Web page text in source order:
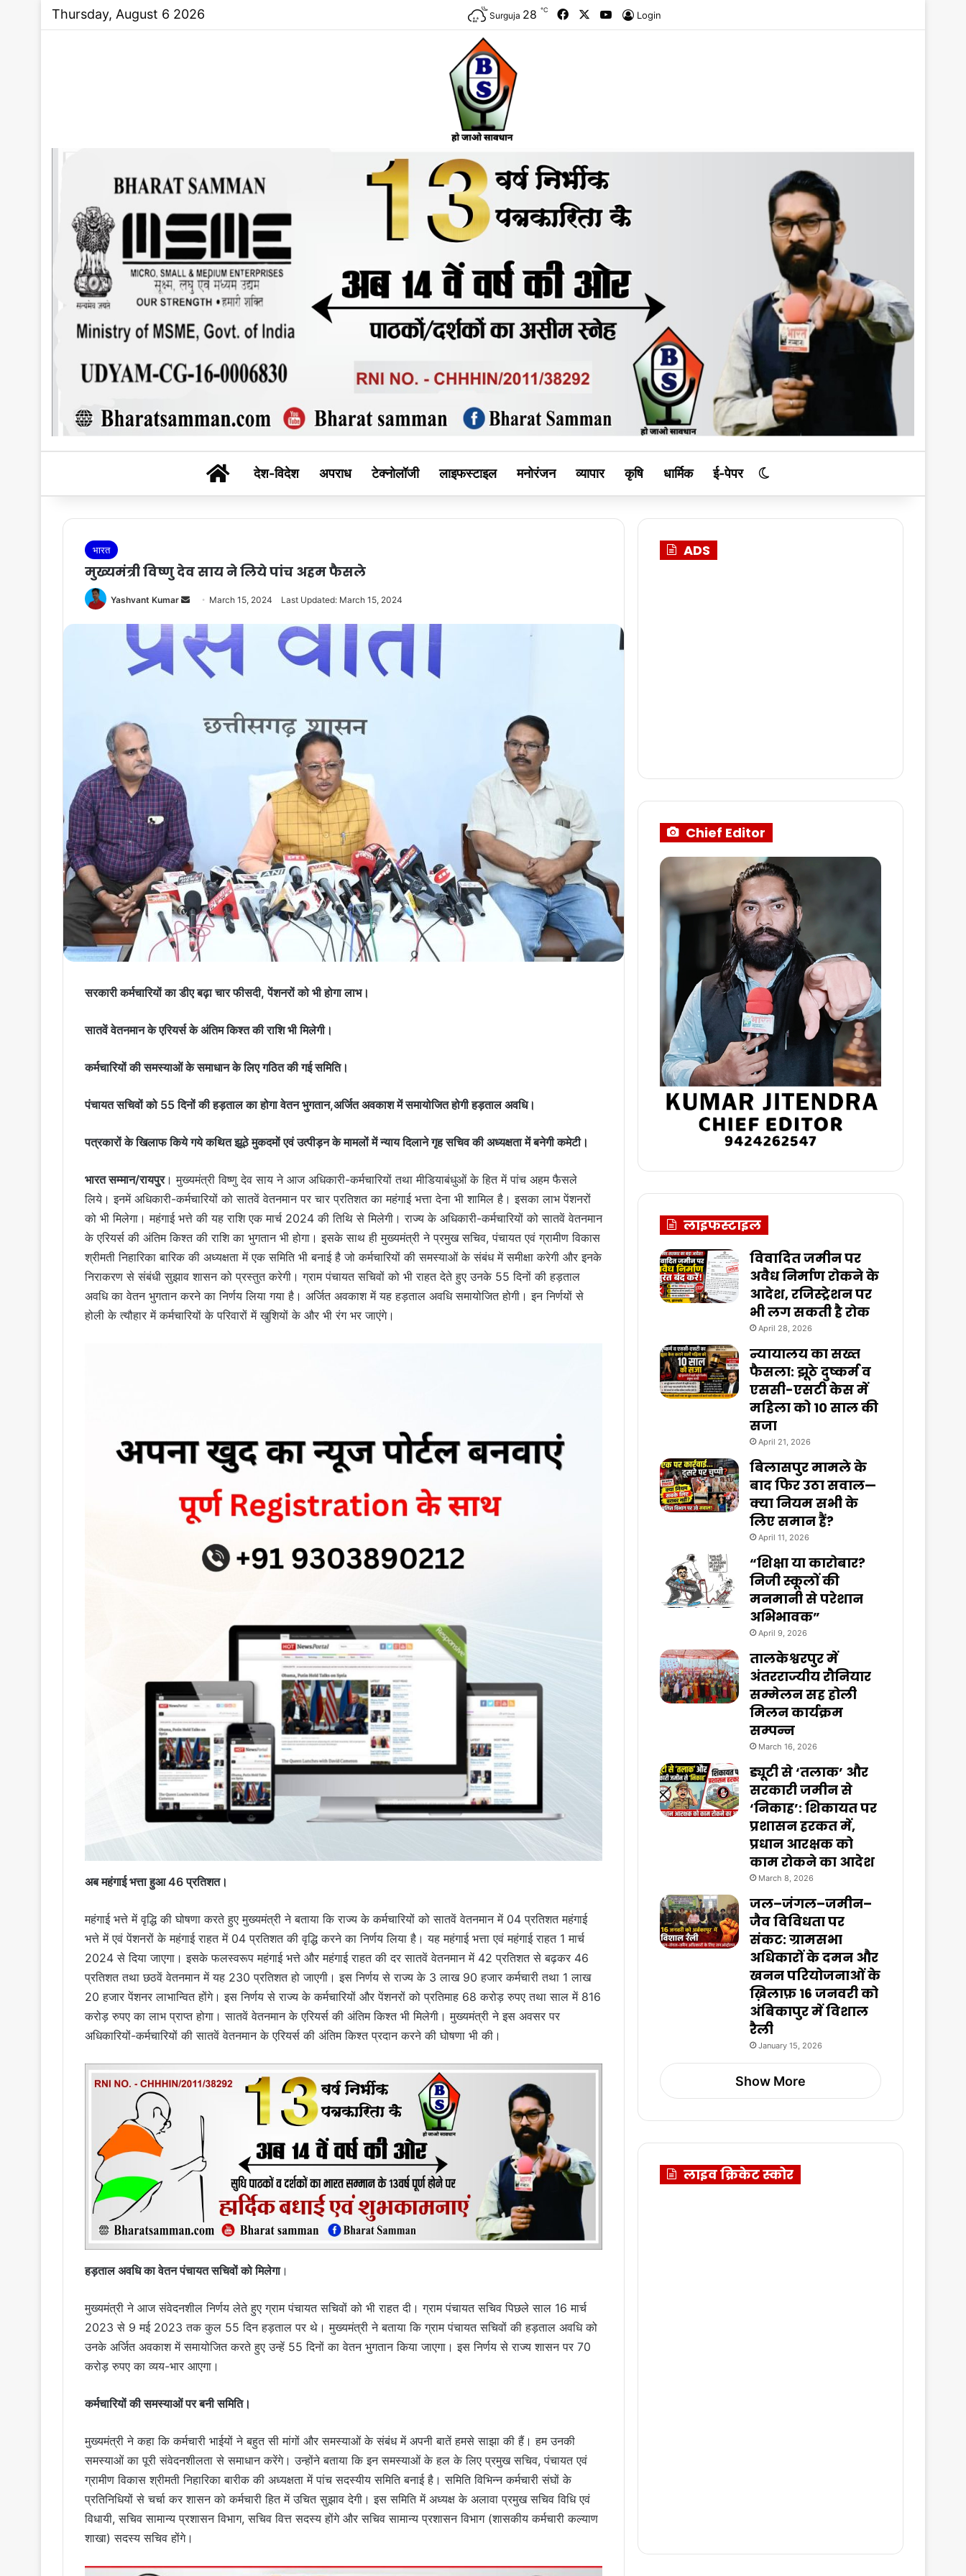
Thursday, August 6 2026 Surguja 28 ℃ FacebookYouTube
Login
BHARAT SAMMAN
देश-विदेश अपराध टेक्नोलॉजी लाइफस्टाइल मनोरंजन व्यापार कृषि धार्मिक ई-पेपर Switch skin
भारत
मुख्यमंत्री विष्णु देव साय ने लिये पांच अहम फैसले
Yashvant Kumar
Send
email
March 15, 2024 Last Updated: March 15, 2024
सरकारी कर्मचारियों का डीए बढ़ा चार फीसदी, पेंशनरों को भी होगा लाभ।
सातवें वेतनमान के एरियर्स के अंतिम किश्त की राशि भी मिलेगी।
कर्मचारियों की समस्याओं के समाधान के लिए गठित की गई समिति।
पंचायत सचिवों को 55 दिनों की हड़ताल का होगा वेतन भुगतान,अर्जित अवकाश में समायोजित होगी हड़ताल अवधि।
पत्रकारों के खिलाफ किये गये कथित झूठे मुकदमों एवं उत्पीड़न के मामलों में न्याय दिलाने गृह सचिव की अध्यक्षता में बनेगी कमेटी।
भारत सम्मान/रायपुर। मुख्यमंत्री विष्णु देव साय ने आज अधिकारी-कर्मचारियों तथा मीडियाबंधुओं के हित में पांच अहम फैसले
लिये। इनमें अधिकारी-कर्मचारियों को सातवें वेतनमान पर चार प्रतिशत का महंगाई भत्ता देना भी शामिल है। इसका लाभ पेंशनरों
को भी मिलेगा। महंगाई भत्ते की यह राशि एक मार्च 2024 की तिथि से मिलेगी। राज्य के अधिकारी-कर्मचारियों को सातवें वेतनमान
के एरियर्स की अंतिम किश्त की राशि का भुगतान भी होगा। इसके साथ ही मुख्यमंत्री ने प्रमुख सचिव, पंचायत एवं ग्रामीण विकास
श्रीमती निहारिका बारिक की अध्यक्षता में एक समिति भी बनाई है जो कर्मचारियों की समस्याओं के संबंध में समीक्षा करेगी और इनके
निराकरण से संबंधी सुझाव शासन को प्रस्तुत करेगी। ग्राम पंचायत सचिवों को भी राहत देते हुए उनके 55 दिनों की हड़ताल
अवधि का वेतन भुगतान करने का निर्णय लिया गया है। अर्जित अवकाश में यह हड़ताल अवधि समायोजित होगी। इन निर्णयों से
होली के त्यौहार में कर्मचारियों के परिवारों में खुशियों के और भी रंग भर जाएंगे।
अब महंगाई भत्ता हुआ 46 प्रतिशत।
महंगाई भत्ते में वृद्धि की घोषणा करते हुए मुख्यमंत्री ने बताया कि राज्य के कर्मचारियों को सातवें वेतनमान में 04 प्रतिशत महंगाई
भत्ते में एवं पेंशनरों के महंगाई राहत में 04 प्रतिशत की वृद्धि करने का निर्णय लिया है। यह महंगाई भत्ता एवं महंगाई राहत 1 मार्च
2024 से दिया जाएगा। इसके फलस्वरूप महंगाई भत्ते और महंगाई राहत की दर सातवें वेतनमान में 42 प्रतिशत से बढ़कर 46
प्रतिशत तथा छठवें वेतनमान में यह 230 प्रतिशत हो जाएगी। इस निर्णय से राज्य के 3 लाख 90 हजार कर्मचारी तथा 1 लाख
20 हजार पेंशनर लाभान्वित होंगे। इस निर्णय से राज्य के कर्मचारियों और पेंशनरों को प्रतिमाह 68 करोड़ रुपए तथा साल में 816
करोड़ रुपए का लाभ प्राप्त होगा। सातवें वेतनमान के एरियर्स की अंतिम किश्त भी मिलेगी। मुख्यमंत्री ने इस अवसर पर
अधिकारियों-कर्मचारियों की सातवें वेतनमान के एरियर्स की अंतिम किश्त प्रदान करने की घोषणा भी की।
हड़ताल अवधि का वेतन पंचायत सचिवों को मिलेगा।
मुख्यमंत्री ने आज संवेदनशील निर्णय लेते हुए ग्राम पंचायत सचिवों को भी राहत दी। ग्राम पंचायत सचिव पिछले साल 16 मार्च
2023 से 9 मई 2023 तक कुल 55 दिन हड़ताल पर थे। मुख्यमंत्री ने बताया कि ग्राम पंचायत सचिवों की हड़ताल अवधि को
उनके अर्जित अवकाश में समायोजित करते हुए उन्हें 55 दिनों का वेतन भुगतान किया जाएगा। इस निर्णय से राज्य शासन पर 70
करोड़ रुपए का व्यय-भार आएगा।
कर्मचारियों की समस्याओं पर बनी समिति।
मुख्यमंत्री ने कहा कि कर्मचारी भाईयों ने बहुत सी मांगों और समस्याओं के संबंध में अपनी बातें हमसे साझा की हैं। हम उनकी
समस्याओं का पूरी संवेदनशीलता से समाधान करेंगे। उन्होंने बताया कि इन समस्याओं के हल के लिए प्रमुख सचिव, पंचायत एवं
ग्रामीण विकास श्रीमती निहारिका बारीक की अध्यक्षता में पांच सदस्यीय समिति बनाई है। समिति विभिन्न कर्मचारी संघों के
प्रतिनिधियों से चर्चा कर शासन को कर्मचारी हित में उचित सुझाव देगी। इस समिति में अध्यक्ष के अलावा प्रमुख सचिव विधि एवं
विधायी, सचिव सामान्य प्रशासन विभाग, सचिव वित्त सदस्य होंगे और सचिव सामान्य प्रशासन विभाग (शासकीय कर्मचारी कल्याण
शाखा) सदस्य सचिव होंगे।
ADS
Chief Editor
लाइफस्टाइल
विवादित जमीन पर
अवैध निर्माण रोकने के
आदेश, रजिस्ट्रेशन पर
भी लग सकती है रोक
April 28, 2026
न्यायालय का सख्त
फैसला: झूठे दुष्कर्म व
एससी-एसटी केस में
महिला को 10 साल की
सजा
April 21, 2026
बिलासपुर मामले के
बाद फिर उठा सवाल—
क्या नियम सभी के
लिए समान हैं?
April 11, 2026
“शिक्षा या कारोबार?
निजी स्कूलों की
मनमानी से परेशान
अभिभावक”
April 9, 2026
तालकेश्वरपुर में
अंतरराज्यीय रौनियार
सम्मेलन सह होली
मिलन कार्यक्रम
सम्पन्न
March 16, 2026
ड्यूटी से ‘तलाक’ और
सरकारी जमीन से
‘निकाह’: शिकायत पर
प्रशासन हरकत में,
प्रधान आरक्षक को
काम रोकने का आदेश
March 8, 2026
जल–जंगल–जमीन–
जैव विविधता पर
संकट: ग्रामसभा
अधिकारों के दमन और
खनन परियोजनाओं के
ख़िलाफ़ 16 जनवरी को
अंबिकापुर में विशाल
रैली
January 15, 2026
Show More
लाइव क्रिकेट स्कोर